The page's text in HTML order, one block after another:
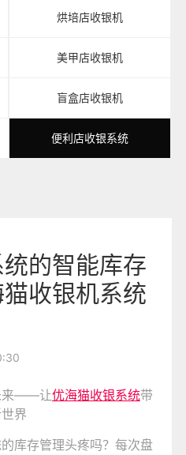
烘培店收银机
美甲店收银机
盲盒店收银机
便利店收银系统
的智能库存
收银机系统
来——让优海猫收银系统带
界
库存管理头疼吗？每次盘